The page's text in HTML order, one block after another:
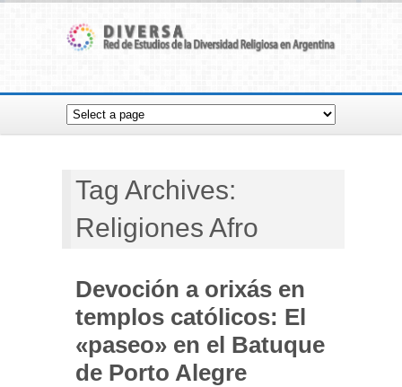
Tag Archives:
Religiones Afro
Devoción a orixás en
templos católicos: El
«paseo» en el Batuque
de Porto Alegre